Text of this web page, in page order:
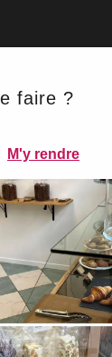
faire ?
M'y rendre